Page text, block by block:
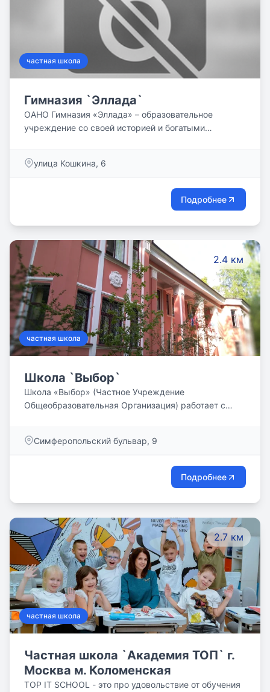
частная школа
Гимназия `Эллада`
ОАНО Гимназия «Эллада» – образовательное
учреждение со своей историей и богатыми
физически и нравственно здоровых личностей,
дальнейшему развитию, самосовершенствованию и
улица Кошкина, 6
Подробнее
2.4 км
частная школа
Школа `Выбор`
Школа «Выбор» (Частное Учреждение
Общеобразовательная Организация) работает с
Симферопольский бульвар, 9
Подробнее
2.7 км
частная школа
Частная школа `Академия ТОП` г.
Москва м. Коломенская
TOP IT SCHOOL - это про удовольствие от обучения